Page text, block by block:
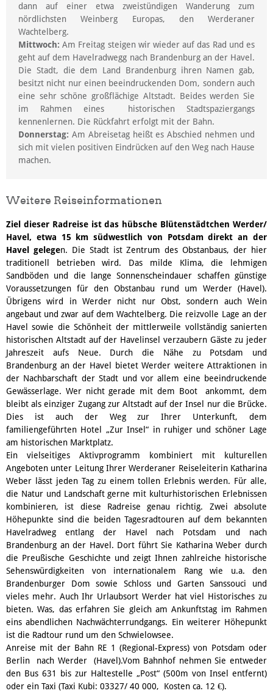
dann auf einer etwa zweistündigen Wanderung zum
nördlichsten Weinberg Europas, den Werderaner
Wachtelberg.
Mittwoch:Am Freitag steigen wir wieder auf das Rad und es
geht auf dem Havelradwegg nach Brandenburg an der Havel.
Die Stadt, die dem Land Brandenburg ihren Namen gab,
besitzt nicht nur einen beeindruckenden Dom, sondern auch
eine sehr schöne großflächige Altstadt. Beides werden Sie
im Rahmen eines historischen Stadtspaziergangs
kennenlernen. Die Rückfahrt erfolgt mit der Bahn.
Donnerstag: Am Abreisetag heißt es Abschied nehmen und
sich mit vielen positiven Eindrücken auf den Weg nach Hause
machen.
Weitere Reiseinformationen
Ziel dieser Radreise ist das hübsche Blütenstädtchen Werder/
Havel, etwa 15 km südwestlich von Potsdam direkt an der
Havel gelegen. Die Stadt ist Zentrum des Obstanbaus, der hier
traditionell betrieben wird. Das milde Klima, die lehmigen
Sandböden und die lange Sonnenscheindauer schaffen günstige
Voraussetzungen für den Obstanbau rund um Werder (Havel).
Übrigens wird in Werder nicht nur Obst, sondern auch Wein
angebaut und zwar auf dem Wachtelberg. Die reizvolle Lage an der
Havel sowie die Schönheit der mittlerweile vollständig sanierten
historischen Altstadt auf der Havelinsel verzaubern Gäste zu jeder
Jahreszeit aufs Neue. Durch die Nähe zu Potsdam und
Brandenburg an der Havel bietet Werder weitere Attraktionen in
der Nachbarschaft der Stadt und vor allem eine beeindruckende
Gewässerlage. Wer nicht gerade mit dem Boot ankommt, dem
bleibt als einziger Zugang zur Altstadt auf der Insel nur die Brücke.
Dies ist auch der Weg zur Ihrer Unterkunft, dem
familiengeführten Hotel „Zur Insel“ in ruhiger und schöner Lage
am historischen Marktplatz.
Ein vielseitiges Aktivprogramm kombiniert mit kulturellen
Angeboten unter Leitung Ihrer Werderaner Reiseleiterin Katharina
Weber lässt jeden Tag zu einem tollen Erlebnis werden. Für alle,
die Natur und Landschaft gerne mit kulturhistorischen Erlebnissen
kombinieren, ist diese Radreise genau richtig. Zwei absolute
Höhepunkte sind die beiden Tagesradtouren auf dem bekannten
Havelradweg entlang der Havel nach Potsdam und nach
Brandenburg an der Havel. Dort führt Sie Katharina Weber durch
die Preußische Geschichte und zeigt Ihnen zahlreiche historische
Sehenswürdigkeiten von internationalem Rang wie u.a. den
Brandenburger Dom sowie Schloss und Garten Sanssouci und
vieles mehr. Auch Ihr Urlaubsort Werder hat viel Historisches zu
bieten. Was, das erfahren Sie gleich am Ankunftstag im Rahmen
eins abendlichen Nachwächterrundgangs. Ein weiterer Höhepunkt
ist die Radtour rund um den Schwielowsee.
Anreise mit der Bahn RE 1 (Regional-Express) von Potsdam oder
Berlin nach Werder (Havel).Vom Bahnhof nehmen Sie entweder
den Bus 631 bis zur Haltestelle „Post“ (500m von Insel entfernt)
oder ein Taxi (Taxi Kubi: 03327/ 40 000, Kosten ca. 12 €).